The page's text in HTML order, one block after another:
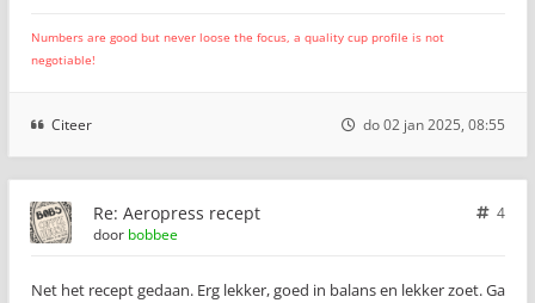
Numbers are good but never loose the focus, a quality cup profile is not
negotiable!
Citeer do 02 jan 2025, 08:55
Re: Aeropress recept
4
door bobbee
Net het recept gedaan. Erg lekker, goed in balans en lekker zoet. Ga